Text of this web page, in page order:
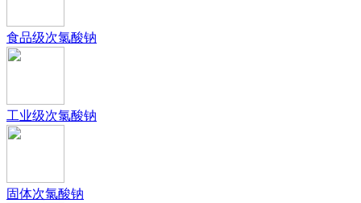
食品级次氯酸钠
工业级次氯酸钠
固体次氯酸钠